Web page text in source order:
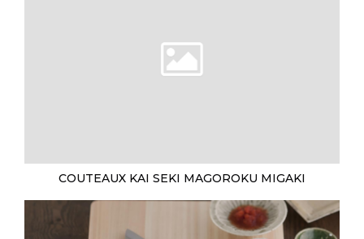
COUTEAUX KAI SEKI MAGOROKU MIGAKI